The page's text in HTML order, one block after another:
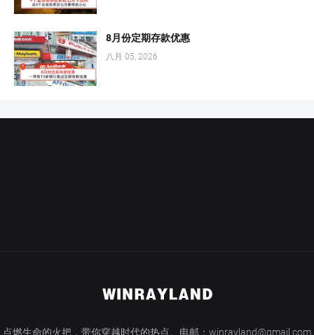
8月份定期存款优惠
八月 05, 2026
点燃生命的火把，带你穿越时代的热点。电邮：winrayland@gmail.com